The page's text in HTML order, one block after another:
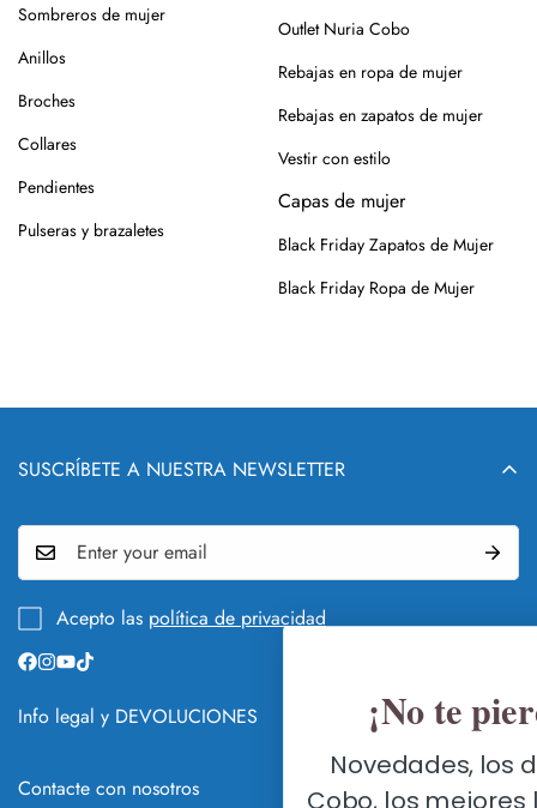
Sombreros de mujer
Anillos
Broches
Collares
Pendientes
Pulseras y brazaletes
Outlet Nuria Cobo
Rebajas en ropa de mujer
Rebajas en zapatos de mujer
Vestir con estilo
Capas de mujer
Black Friday Zapatos de Mujer
Black Friday Ropa de Mujer
SUSCRÍBETE A NUESTRA NEWSLETTER
Acepto las política de privacidad
Info legal y DEVOLUCIONES
Contacte con nosotros
¡No te pierdas nada!
Novedades, los directos de Nuria
Cobo, los mejores lookazos y mucho